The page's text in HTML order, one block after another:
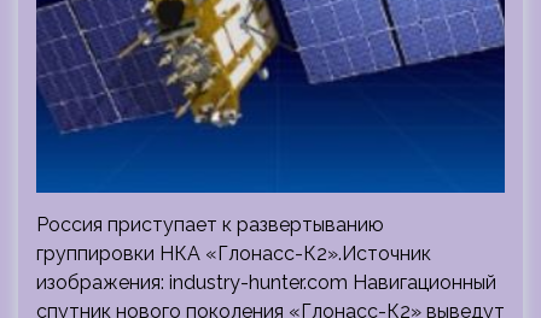
Россия приступает к развертыванию
группировки НКА «Глонасс-К2».Источник
изображения: industry-hunter.com Навигационный
спутник нового поколения «Глонасс-К2» выведут